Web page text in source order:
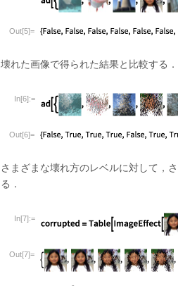
Out[5]=
壊れた画像で得られた結果と比較する．
In[6]:=
Out[6]=
さまざまな壊れ方のレベルに対して，
る．
In[7]:=
Out[7]=